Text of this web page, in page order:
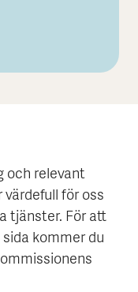
till
och relevant
för oss
tjänster. För att
kommer du